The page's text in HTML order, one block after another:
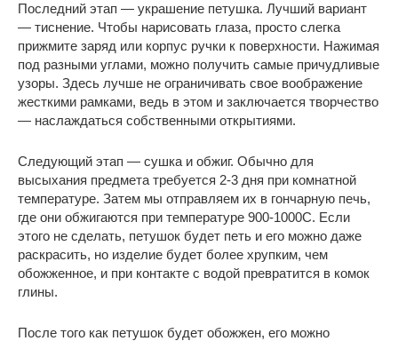
Последний этап — украшение петушка. Лучший вариант
— тиснение. Чтобы нарисовать глаза, просто слегка
прижмите заряд или корпус ручки к поверхности. Нажимая
под разными углами, можно получить самые причудливые
узоры. Здесь лучше не ограничивать свое воображение
жесткими рамками, ведь в этом и заключается творчество
— наслаждаться собственными открытиями.
Следующий этап — сушка и обжиг. Обычно для
высыхания предмета требуется 2-3 дня при комнатной
температуре. Затем мы отправляем их в гончарную печь,
где они обжигаются при температуре 900-1000C. Если
этого не сделать, петушок будет петь и его можно даже
раскрасить, но изделие будет более хрупким, чем
обожженное, и при контакте с водой превратится в комок
глины.
После того как петушок будет обожжен, его можно